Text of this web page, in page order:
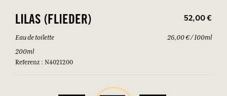
LILAS (FLIEDER) 52,00 €
Eau de toilette
200ml
Referenz : N4021200
26,00 € / 100ml